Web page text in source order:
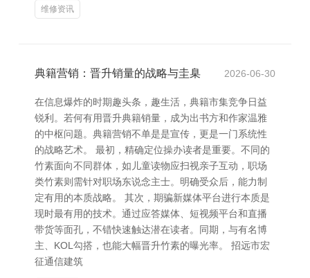
维修资讯
典籍营销：晋升销量的战略与圭臬 2026-06-30
在信息爆炸的时期趣头条，趣生活，典籍市集竞争日益
锐利。若何有用晋升典籍销量，成为出书方和作家温雅
的中枢问题。典籍营销不单是是宣传，更是一门系统性
的战略艺术。 最初，精确定位操办读者是重要。不同的
竹素面向不同群体，如儿童读物应扫视亲子互动，职场
类竹素则需针对职场东说念主士。明确受众后，能力制
定有用的本质战略。 其次，期骗新媒体平台进行本质是
现时最有用的技术。通过应答媒体、短视频平台和直播
带货等面孔，不错快速触达潜在读者。同期，与有名博
主、KOL勾搭，也能大幅晋升竹素的曝光率。 招远市宏
征通信建筑